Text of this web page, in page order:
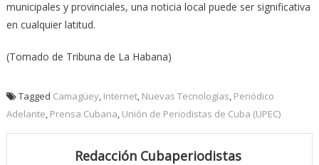
municipales y provinciales, una noticia local puede ser significativa
en cualquier latitud.
(Tomado de Tribuna de La Habana)
Tagged Camagüey, Internet, Nuevas Tecnologías, Periódico
Adelante, Prensa Cubana, Unión de Periodistas de Cuba (UPEC)
Redacción Cubaperiodistas